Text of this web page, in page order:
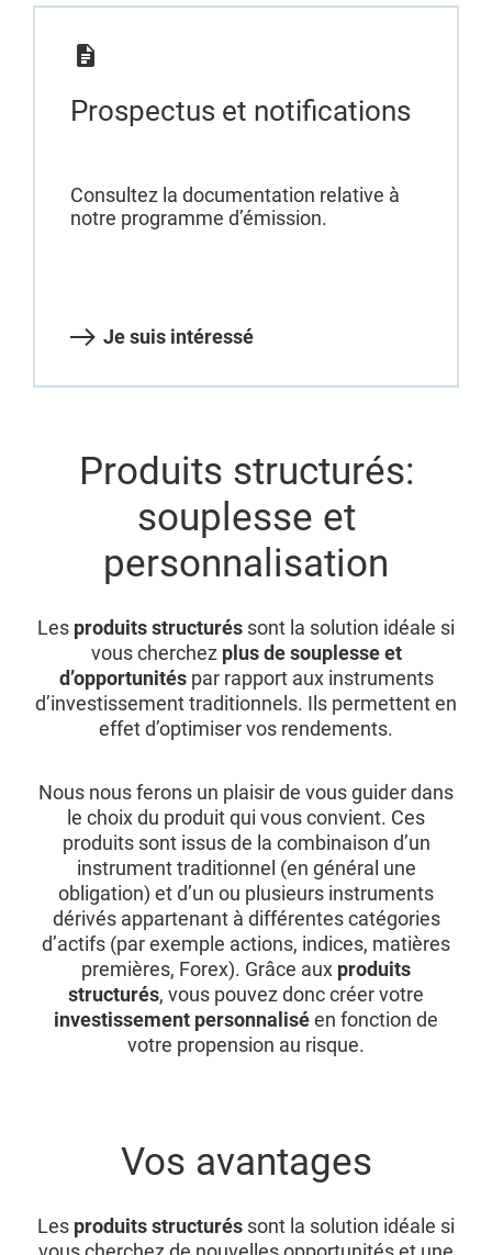
Prospectus et notifications
Consultez la documentation relative à
notre programme d’émission.
Je suis intéressé
Produits structurés:
souplesse et
personnalisation
Les produits structurés sont la solution idéale si
vous cherchez plus de souplesse et
d’opportunitéspar rapport aux instruments
d’investissement traditionnels. Ils permettent en
effet d’optimiser vos rendements.
Nous nous ferons un plaisir de vous guider dans
le choix du produit qui vous convient. Ces
produits sont issus de la combinaison d’un
instrument traditionnel (en général une
obligation) et d’un ou plusieurs instruments
dérivés appartenant à différentes catégories
d’actifs (par exemple actions, indices, matières
premières, Forex). Grâce aux produits
structurés, vous pouvez donc créer votre
investissement personnaliséen fonction de
votre propension au risque.
Vos avantages
Les produits structurés sont la solution idéale si